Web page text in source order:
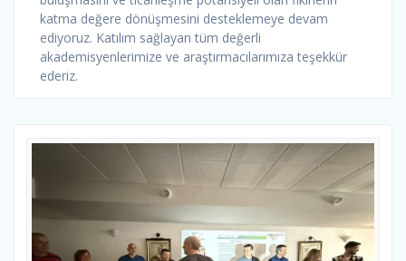
katma değere dönüşmesini desteklemeye devam
ediyoruz. Katılım sağlayan tüm değerli
akademisyenlerimize ve araştırmacılarımıza teşekkür
ederiz.